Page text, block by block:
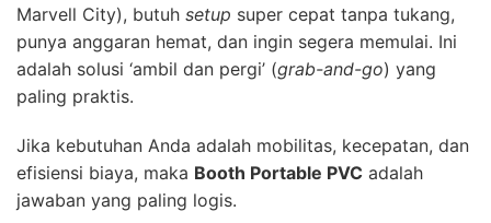
Marvell City), butuh setup super cepat tanpa tukang,
punya anggaran hemat, dan ingin segera memulai. Ini
adalah solusi ‘ambil dan pergi’ (grab-and-go) yang
paling praktis.
Jika kebutuhan Anda adalah mobilitas, kecepatan, dan
efisiensi biaya, maka Booth Portable PVC adalah
jawaban yang paling logis.